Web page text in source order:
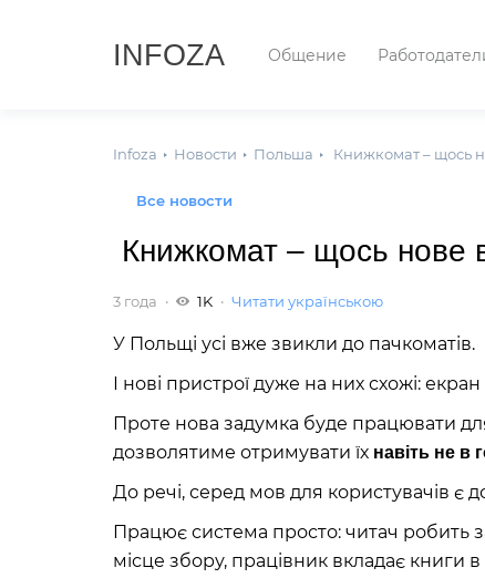
INFOZA Общение
Infoza Новости Польша Книжкомат – щось
Все новости
Книжкомат – щось нове в
3 года 1K Читати українською
У Польщі усі вже звикли до пачкоматів.
І нові пристрої дуже на них схожі:
Проте нова задумка буде працювати
дозволятиме отримувати їх навіть не в
До речі, серед мов для користувачів є
Працює система просто: читач робить
місце збору, працівник вкладає книги